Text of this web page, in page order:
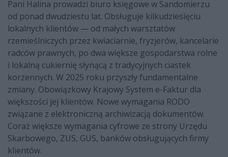
Pani Halina prowadzi biuro księgowe w Sandomierzu
od ponad dwudziestu lat. Obsługuje kilkudziesięciu
lokalnych klientów — od małych warsztatów
rzemieślniczych przez kwiaciarnie, fryzjerów, kancelarie
radców prawnych, po dwa większe gospodarstwa rolne
i lokalną cukiernię słynącą z tradycyjnych ciastek
korzennych. W 2025 roku przyszły fundamentalne
zmiany. Obowiązkowy Krajowy System e-Faktur dla
większości jej klientów. Nowe wymagania RODO
związane z elektroniczną archiwizacją dokumentów.
Coraz większe wymagania cyfrowe ze strony Urzędu
Skarbowego, ZUS, GUS, banków obsługujących firmy
klientów.